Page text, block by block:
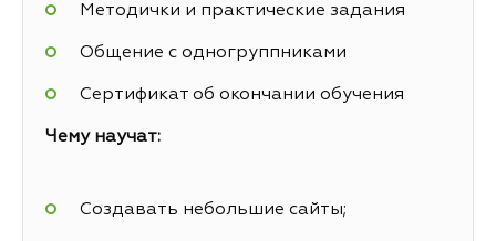
Методички и практические задания
Общение с одногруппниками
Сертификат об окончании обучения
Чему научат:
Создавать небольшие сайты;